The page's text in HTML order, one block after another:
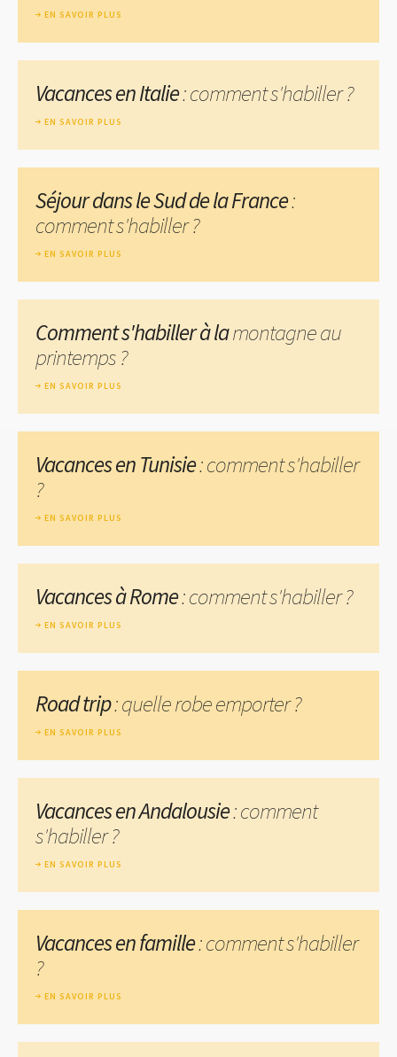
EN SAVOIR PLUS
Vacances en Italie: comment s'habiller ?
EN SAVOIR PLUS
Séjour dans le Sud de la France:
comment s'habiller ?
EN SAVOIR PLUS
Comment s'habiller à lamontagne au
printemps ?
EN SAVOIR PLUS
Vacances en Tunisie: comment s'habiller
?
EN SAVOIR PLUS
Vacances à Rome: comment s'habiller ?
EN SAVOIR PLUS
Road trip: quelle robe emporter ?
EN SAVOIR PLUS
Vacances en Andalousie: comment
s'habiller ?
EN SAVOIR PLUS
Vacances en famille: comment s'habiller
?
EN SAVOIR PLUS